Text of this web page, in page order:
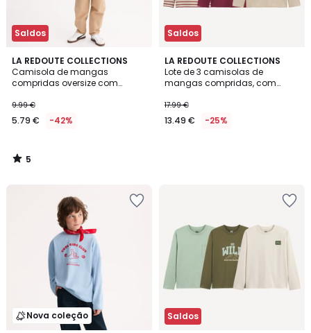
Saldos
LA REDOUTE COLLECTIONS
Camisola de mangas
compridas oversize com
9.99 €
5.79 € -42%
5
/
5
5
/
Saldos
LA REDOUTE COLLECTIONS
Lote de 3 camisolas de
mangas compridas, com
17.99 €
13.49 € -25%
Nova coleção Saldos